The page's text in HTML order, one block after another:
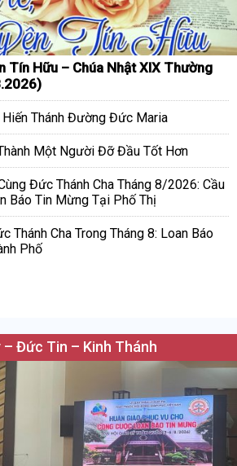
Tín Hữu – Chúa Nhật XIX Thường
Thánh Đường Đức Maria
Một Người Đỡ Đầu Tốt Hơn
Đức Thánh Cha Tháng 8/2026: Cầu
Báo Tin Mừng Tại Phố Thị
Thánh Cha Trong Tháng 8: Loan Báo
Phố
– Đức Tin – Kinh Thánh